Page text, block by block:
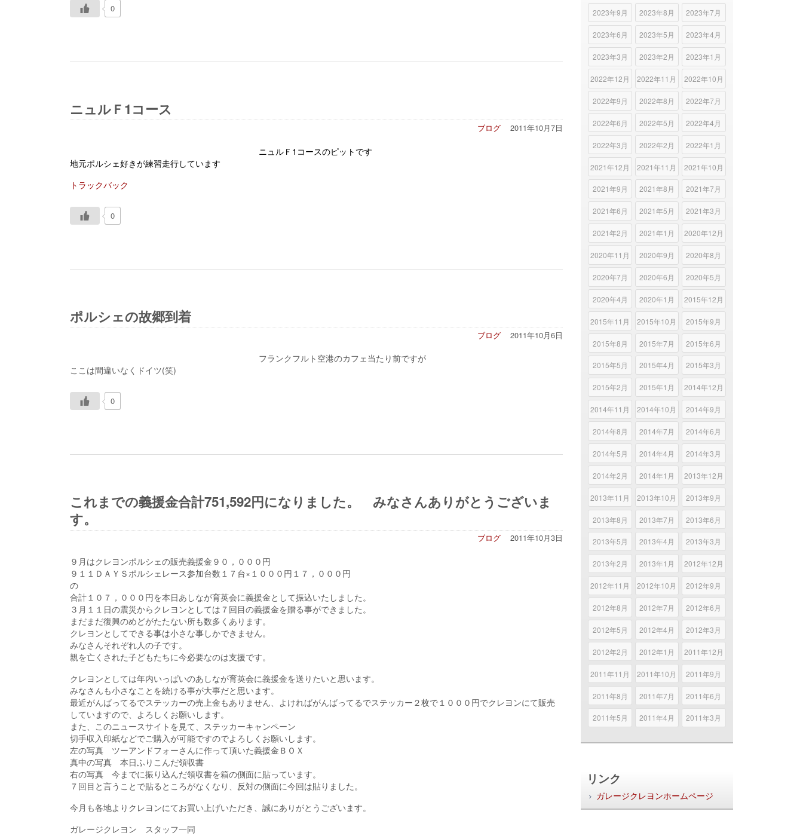
0
ニュルＦ1コース
2011年10月7日
ブログ
ニュルＦ1コースのピットです
地元ポルシェ好きが練習走行しています
トラックバック
0
ポルシェの故郷到着
2011年10月6日
ブログ
フランクフルト空港のカフェ当たり前ですが
ここは間違いなくドイツ(笑)
0
これまでの義援金合計751,592円になりました。 みなさんありがとうございま
す。
2011年10月3日
ブログ
９月はクレヨンポルシェの販売義援金９０，０００円
９１１ＤＡＹＳポルシェレース参加台数１７台×１０００円１７，０００円
の
合計１０７，０００円を本日あしなが育英会に義援金として振込いたしました。
３月１１日の震災からクレヨンとしては７回目の義援金を贈る事ができました。
まだまだ復興のめどがたたない所も数多くあります。
クレヨンとしてできる事は小さな事しかできません。
みなさんそれぞれ人の子です。
親を亡くされた子どもたちに今必要なのは支援です。
クレヨンとしては年内いっぱいのあしなが育英会に義援金を送りたいと思います。
みなさんも小さなことを続ける事が大事だと思います。
最近がんばってるでステッカーの売上金もありません、よければがんばってるでステッカー２枚で１０００円でクレヨンにて販売
していますので、よろしくお願いします。
また、このニュースサイトを見て、ステッカーキャンペーン
切手収入印紙などでご購入が可能ですのでよろしくお願いします。
左の写真 ツーアンドフォーさんに作って頂いた義援金ＢＯＸ
真中の写真 本日ふりこんだ領収書
右の写真 今までに振り込んだ領収書を箱の側面に貼っています。
７回目と言うことで貼るところがなくなり、反対の側面に今回は貼りました。
今月も各地よりクレヨンにてお買い上げいただき、誠にありがとうございます。
ガレージクレヨン スタッフ一同
2023年9月 2023年8月 2023年7月
2023年6月 2023年5月 2023年4月
2023年3月 2023年2月 2023年1月
2022年12月 2022年11月 2022年10月
2022年9月 2022年8月 2022年7月
2022年6月 2022年5月 2022年4月
2022年3月 2022年2月 2022年1月
2021年12月 2021年11月 2021年10月
2021年9月 2021年8月 2021年7月
2021年6月 2021年5月 2021年3月
2021年2月 2021年1月 2020年12月
2020年11月 2020年9月 2020年8月
2020年7月 2020年6月 2020年5月
2020年4月 2020年1月 2015年12月
2015年11月 2015年10月 2015年9月
2015年8月 2015年7月 2015年6月
2015年5月 2015年4月 2015年3月
2015年2月 2015年1月 2014年12月
2014年11月 2014年10月 2014年9月
2014年8月 2014年7月 2014年6月
2014年5月 2014年4月 2014年3月
2014年2月 2014年1月 2013年12月
2013年11月 2013年10月 2013年9月
2013年8月 2013年7月 2013年6月
2013年5月 2013年4月 2013年3月
2013年2月 2013年1月 2012年12月
2012年11月 2012年10月 2012年9月
2012年8月 2012年7月 2012年6月
2012年5月 2012年4月 2012年3月
2012年2月 2012年1月 2011年12月
2011年11月 2011年10月 2011年9月
2011年8月 2011年7月 2011年6月
2011年5月 2011年4月 2011年3月
リンク
ガレージクレヨンホームページ